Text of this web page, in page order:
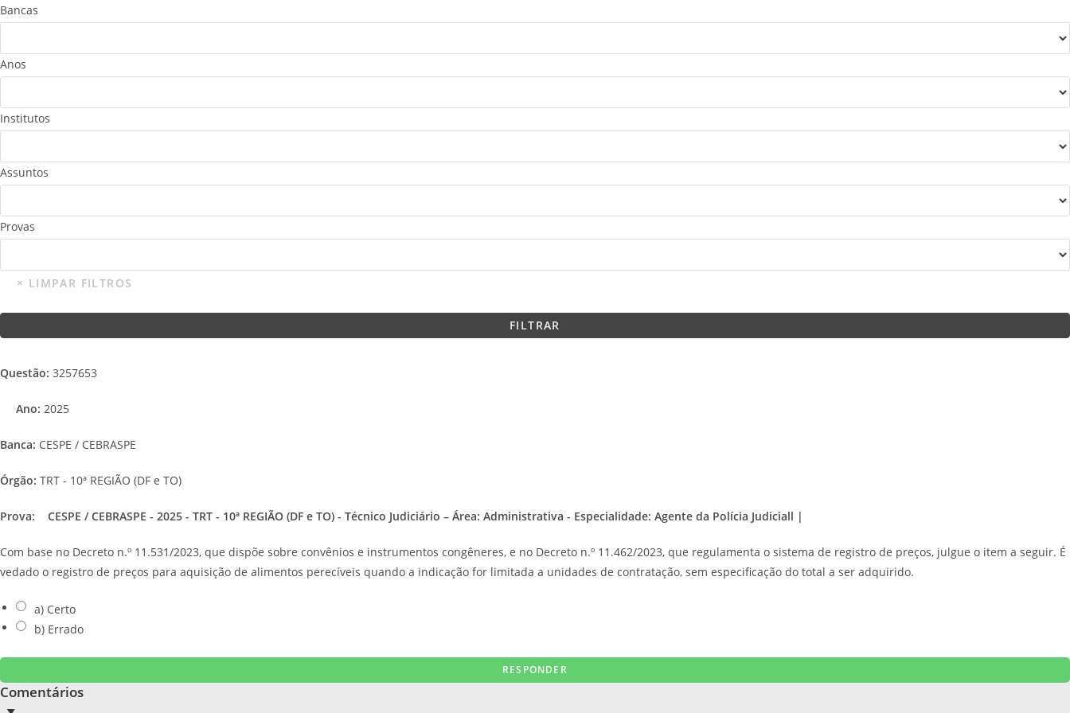
Bancas
Anos
Institutos
Assuntos
Provas
Questão: 3257653
Ano: 2025
Banca: CESPE / CEBRASPE
Órgão: TRT - 10ª REGIÃO (DF e TO)
Prova: CESPE / CEBRASPE - 2025 - TRT - 10ª REGIÃO (DF e TO) - Técnico Judiciário – Área: Administrativa - Especialidade: Agente da Polícia Judiciall |
Com base no Decreto n.º 11.531/2023, que dispõe sobre convênios e instrumentos congêneres, e no Decreto n.º 11.462/2023, que regulamenta o sistema de registro de preços, julgue o item a seguir. É
vedado o registro de preços para aquisição de alimentos perecíveis quando a indicação for limitada a unidades de contratação, sem especificação do total a ser adquirido.
a) Certo
b) Errado
Comentários